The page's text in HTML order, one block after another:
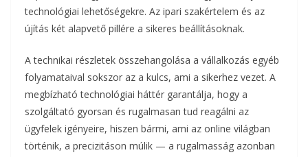
technológiai lehetőségekre. Az ipari szakértelem és az
újítás két alapvető pillére a sikeres beállításoknak.
A technikai részletek összehangolása a vállalkozás egyéb
folyamataival sokszor az a kulcs, ami a sikerhez vezet. A
megbízható technológiai háttér garantálja, hogy a
szolgáltató gyorsan és rugalmasan tud reagálni az
ügyfelek igényeire, hiszen bármi, ami az online világban
történik, a precizitáson múlik — a rugalmasság azonban